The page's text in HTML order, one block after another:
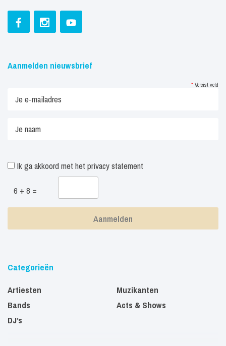
Aanmelden nieuwsbrief
* Vereist veld
Ik ga akkoord met het privacy statement
6 + 8 =
Categorieën
Artiesten
Bands
DJ’s
Muzikanten
Acts & Shows